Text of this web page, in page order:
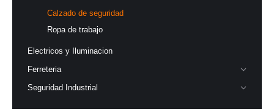
Calzado de seguridad
Ropa de trabajo
Electricos y Iluminacion
Ferreteria
Seguridad Industrial